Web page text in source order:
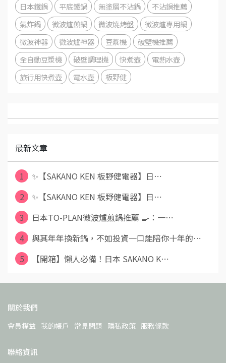
日本鐵鍋
平底鐵鍋 無塗層不沾鍋
不沾鍋推薦
氣炸鍋
微波爐煎鍋 微波燒烤盤
微波爐專用鍋
微波神器
微波爐神器 豆漿機
破壁機推薦
全自動豆漿機
破壁調理機 快煮壺
電熱水壺
旅行用快煮壺
電水壺 板野健
最新文章
1
✨【SAKANO KEN 板野健電器】日⋯
2
✨【SAKANO KEN 板野健電器】日⋯
3
日本TO-PLAN微波爐煎鍋推薦 🍳：一⋯
4
與其年年換新鍋，不如投資一口能陪你十年的⋯
5
【開箱】懶人必備！日本 SAKANO K⋯
關於我們
會員權益 我的帳戶 常見問題 隱私政策 服務條款
聯絡資訊